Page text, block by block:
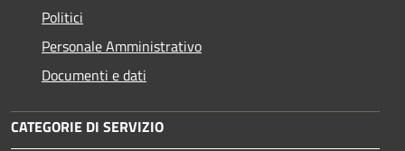
Politici
Personale Amministrativo
Documenti e dati
CATEGORIE DI SERVIZIO